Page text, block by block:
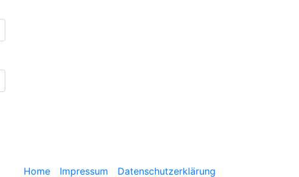
Home Impressum Datenschutzerklärung